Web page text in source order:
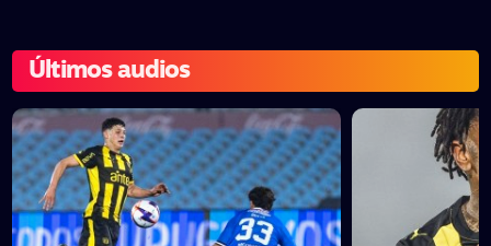
Últimos audios